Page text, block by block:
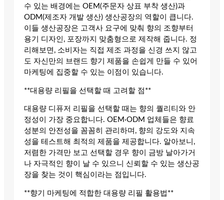
수 있는 배경에는 OEM(주문자 상표 부착 생산)과
ODM(제조자 개발 생산) 생산공장의 역할이 큽니다.
이들 생산공장은 고객사 요구에 맞춰 향의 조향부터
용기 디자인, 포장까지 맞춤형으로 제작해 줍니다. 정
리해보면, 소비자는 직접 제조 과정을 신경 쓰지 않고
도 자신만의 브랜드 향기 제품을 손쉽게 만들 수 있어
마케팅에 집중할 수 있는 이점이 있습니다.
**대용량 리필을 선택할 때 고려할 점**
대용량 디퓨저 리필을 선택할 때는 향의 퀄리티와 안
정성이 가장 중요합니다. OEM·ODM 업체들은 향료
성분의 안전성을 꼼꼼히 관리하며, 향의 강도와 지속
성을 테스트해 최적의 제품을 제공합니다. 알아보니,
저렴한 가격만 보고 선택할 경우 향이 금방 날아가거
나 자극적인 향이 날 수 있으니 신뢰할 수 있는 생산공
장을 찾는 것이 핵심이라는 점입니다.
**향기 마케팅에 적합한 대용량 리필 활용법**